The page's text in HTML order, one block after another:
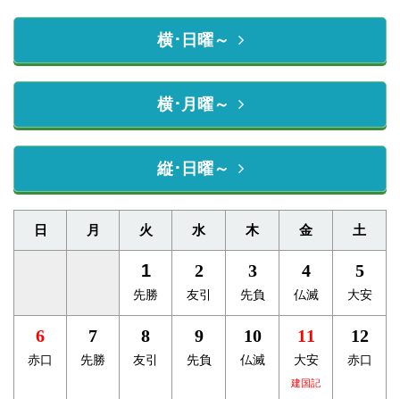
横･日曜～
横･月曜～
縦･日曜～
日 月 火 水 木 金 土
1
先勝
2
友引
3
先負
4
仏滅
5
大安
6
赤口
7
先勝
8
友引
9
先負
10
仏滅
11
大安
建国記
12
赤口